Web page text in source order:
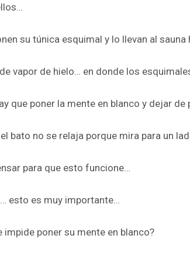
su túnica esquimal y lo llevan al sauna
vapor de hielo… en donde los
que poner la mente en blanco y dejar de
bato no se relaja porque mira para un
para que esto funcione…
esto es muy importante…
impide poner su mente en blanco?